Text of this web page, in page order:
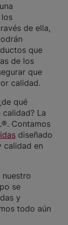
de ella,
que
de los
que
calidad.
qué
La
Contamos
diseñado
calidad en
se
y
todo aún